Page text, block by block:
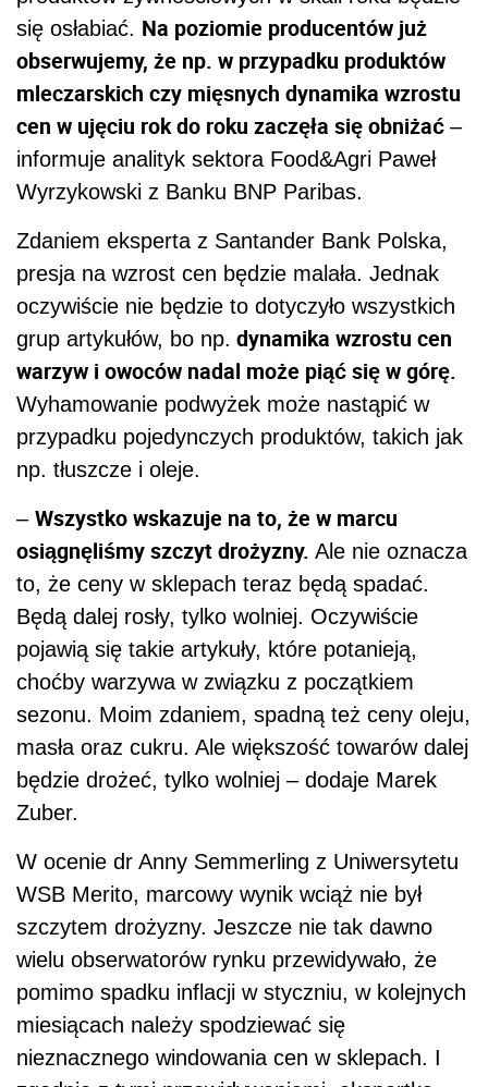
się osłabiać. Na poziomie producentów już
obserwujemy, że np. w przypadku produktów
mleczarskich czy mięsnych dynamika wzrostu
cen w ujęciu rok do roku zaczęła się obniżać –
informuje analityk sektora Food&Agri Paweł
Wyrzykowski z Banku BNP Paribas.
Zdaniem eksperta z Santander Bank Polska,
presja na wzrost cen będzie malała. Jednak
oczywiście nie będzie to dotyczyło wszystkich
grup artykułów, bo np. dynamika wzrostu cen
warzyw i owoców nadal może piąć się w górę.
Wyhamowanie podwyżek może nastąpić w
przypadku pojedynczych produktów, takich jak
np. tłuszcze i oleje.
– Wszystko wskazuje na to, że w marcu
osiągnęliśmy szczyt drożyzny. Ale nie oznacza
to, że ceny w sklepach teraz będą spadać.
Będą dalej rosły, tylko wolniej. Oczywiście
pojawią się takie artykuły, które potanieją,
choćby warzywa w związku z początkiem
sezonu. Moim zdaniem, spadną też ceny oleju,
masła oraz cukru. Ale większość towarów dalej
będzie drożeć, tylko wolniej – dodaje Marek
Zuber.
W ocenie dr Anny Semmerling z Uniwersytetu
WSB Merito, marcowy wynik wciąż nie był
szczytem drożyzny. Jeszcze nie tak dawno
wielu obserwatorów rynku przewidywało, że
pomimo spadku inflacji w styczniu, w kolejnych
miesiącach należy spodziewać się
nieznacznego windowania cen w sklepach. I